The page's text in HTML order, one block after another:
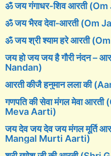
ॐ जय गंगाधर-शिव आरती
ॐ जय भैरव देवा-आरती (Om
ॐ जय श्री श्याम हरे आरती
जय हो जय जय है गौरी नंदन –
Nandan)
आरती कीजै हनुमान लला की
गणपति की सेवा मंगल मेवा
Meva Aarti)
जय देव जय देव जय मंगल मूर्ति
Mangal Murti Aarti)